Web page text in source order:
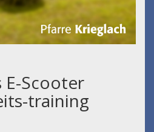
Scooter
training